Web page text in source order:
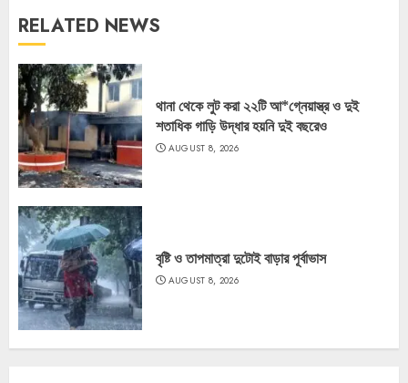
RELATED NEWS
থানা থেকে লুট করা ২২টি আ*গ্নেয়াস্ত্র ও দুই
শতাধিক গাড়ি উদ্ধার হয়নি দুই বছরেও
AUGUST 8, 2026
বৃষ্টি ও তাপমাত্রা দুটোই বাড়ার পূর্বাভাস
AUGUST 8, 2026